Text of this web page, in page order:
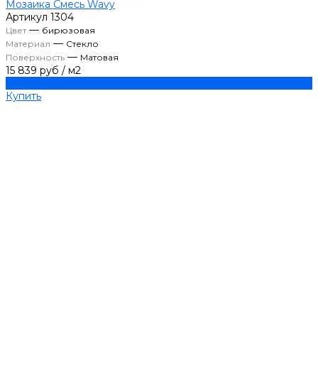
Мозаика Смесь Wavy
Артикул 1304
Цвет— бирюзовая
Материал — Стекло
Поверхность — Матовая
15 839 руб / м2
Купить